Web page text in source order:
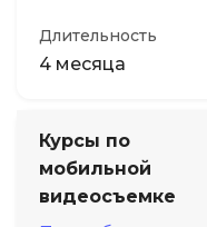
Длительность
4 месяца
Курсы по
мобильной
видеосъемке